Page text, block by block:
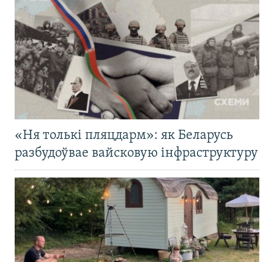
«Ня толькі пляцдарм»: як Беларусь
разбудоўвае вайсковую інфраструктуру